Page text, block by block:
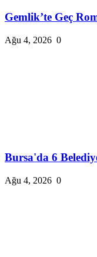
Gemlik’te Geç
Ağu 4, 2026 0
Bursa'da 6
Ağu 4, 2026 0